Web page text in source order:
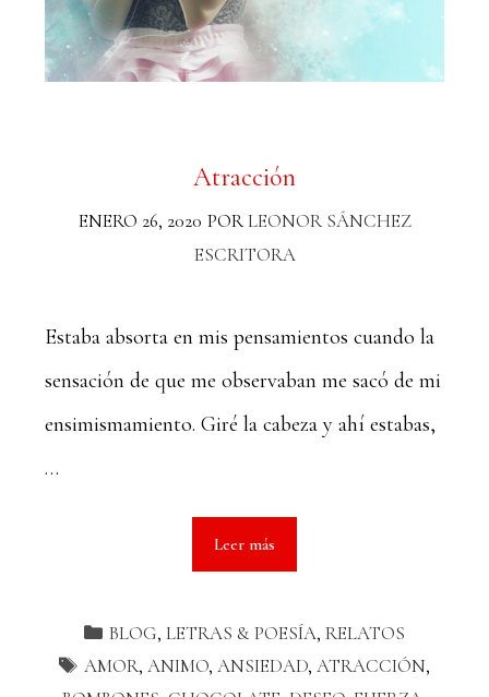
Atracción
ENERO 26, 2020 PORLEONOR SÁNCHEZ
ESCRITORA
Estaba absorta en mis pensamientos cuando la
sensación de que me observaban me sacó de mi
ensimismamiento. Giré la cabeza y ahí estabas,
…
Leer más
BLOG,LETRAS & POESÍA,RELATOS
AMOR,ANIMO,ANSIEDAD,ATRACCIÓN,